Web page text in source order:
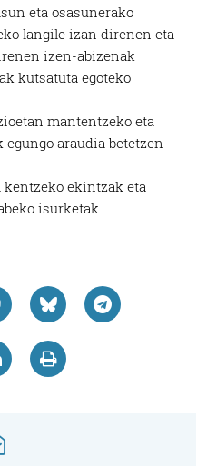
eta osasunerako
langile izan direnen eta
izen-abizenak
kutsatuta egoteko
mantentzeko eta
araudia betetzen
ekintzak eta
isurketak